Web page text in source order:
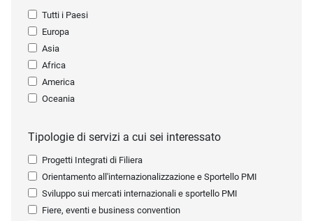
Tutti i Paesi
Europa
Asia
Africa
America
Oceania
Tipologie di servizi a cui sei interessato
Progetti Integrati di Filiera
Orientamento all'internazionalizzazione e Sportello PMI
Sviluppo sui mercati internazionali e sportello PMI
Fiere, eventi e business convention